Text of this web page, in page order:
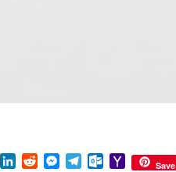
Message
LinkedInRedditMessenger
TelegramOutlook.com
YahooSave